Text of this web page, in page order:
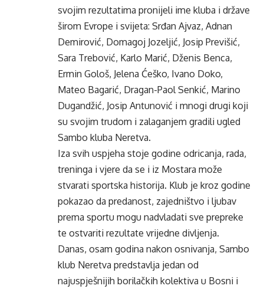
svojim rezultatima pronijeli ime kluba i države
širom Evrope i svijeta: Srđan Ajvaz, Adnan
Demirović, Domagoj Jozeljić, Josip Previšić,
Sara Trebović, Karlo Marić, Dženis Benca,
Ermin Gološ, Jelena Ćeško, Ivano Doko,
Mateo Bagarić, Dragan-Paol Senkić, Marino
Dugandžić, Josip Antunović i mnogi drugi koji
su svojim trudom i zalaganjem gradili ugled
Sambo kluba Neretva.
Iza svih uspjeha stoje godine odricanja, rada,
treninga i vjere da se i iz Mostara može
stvarati sportska historija. Klub je kroz godine
pokazao da predanost, zajedništvo i ljubav
prema sportu mogu nadvladati sve prepreke
te ostvariti rezultate vrijedne divljenja.
Danas, osam godina nakon osnivanja, Sambo
klub Neretva predstavlja jedan od
najuspješnijih borilačkih kolektiva u Bosni i